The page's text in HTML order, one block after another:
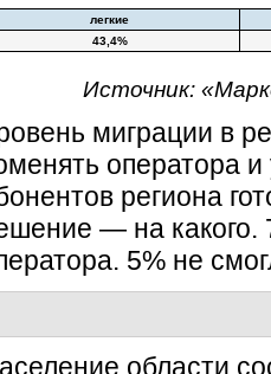
легкие
43,4%
Источник:
миграции в
оператора
региона
— на какого.
5% не
области